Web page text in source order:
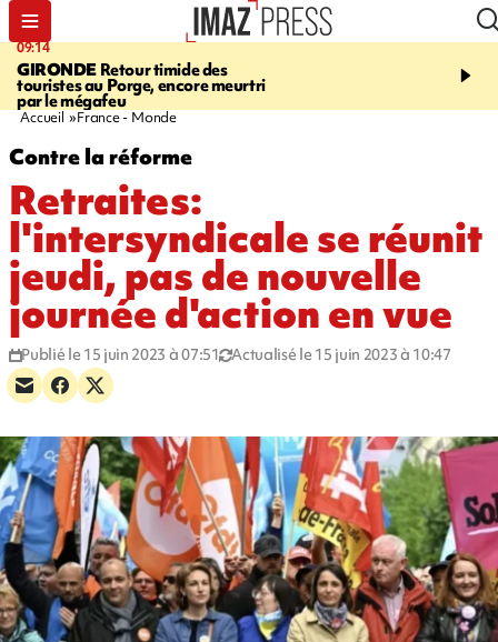
09:14
GIRONDE Retour timide des
touristes au Porge, encore meurtri
par le mégafeu
13:09
Des
font cinq morts en
Accueil France - Monde
Contre la réforme
Retraites:
l'intersyndicale se réunit
jeudi, pas de nouvelle
journée d'action en vue
Publié le 15 juin 2023 à 07:51 Actualisé le 15 juin 2023 à 10:47